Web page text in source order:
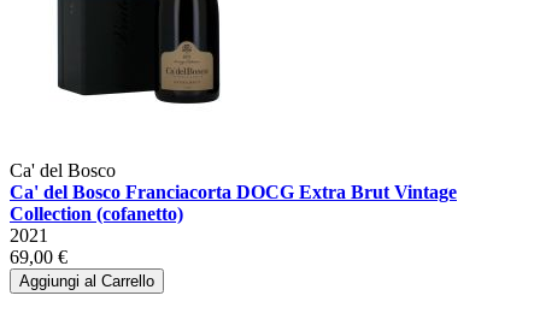
Ca' del Bosco
Ca' del Bosco Franciacorta DOCG Extra Brut Vintage
Collection (cofanetto)
2021
69,00 €
Aggiungi al Carrello